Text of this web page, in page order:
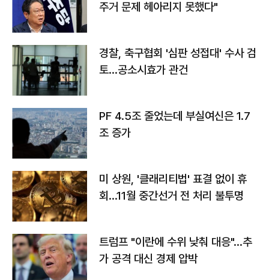
주거 문제 헤아리지 못했다"
경찰, 축구협회 '심판 성접대' 수사 검
토…공소시효가 관건
PF 4.5조 줄었는데 부실여신은 1.7
조 증가
미 상원, '클래리티법' 표결 없이 휴
회…11월 중간선거 전 처리 불투명
트럼프 "이란에 수위 낮춰 대응"…추
가 공격 대신 경제 압박